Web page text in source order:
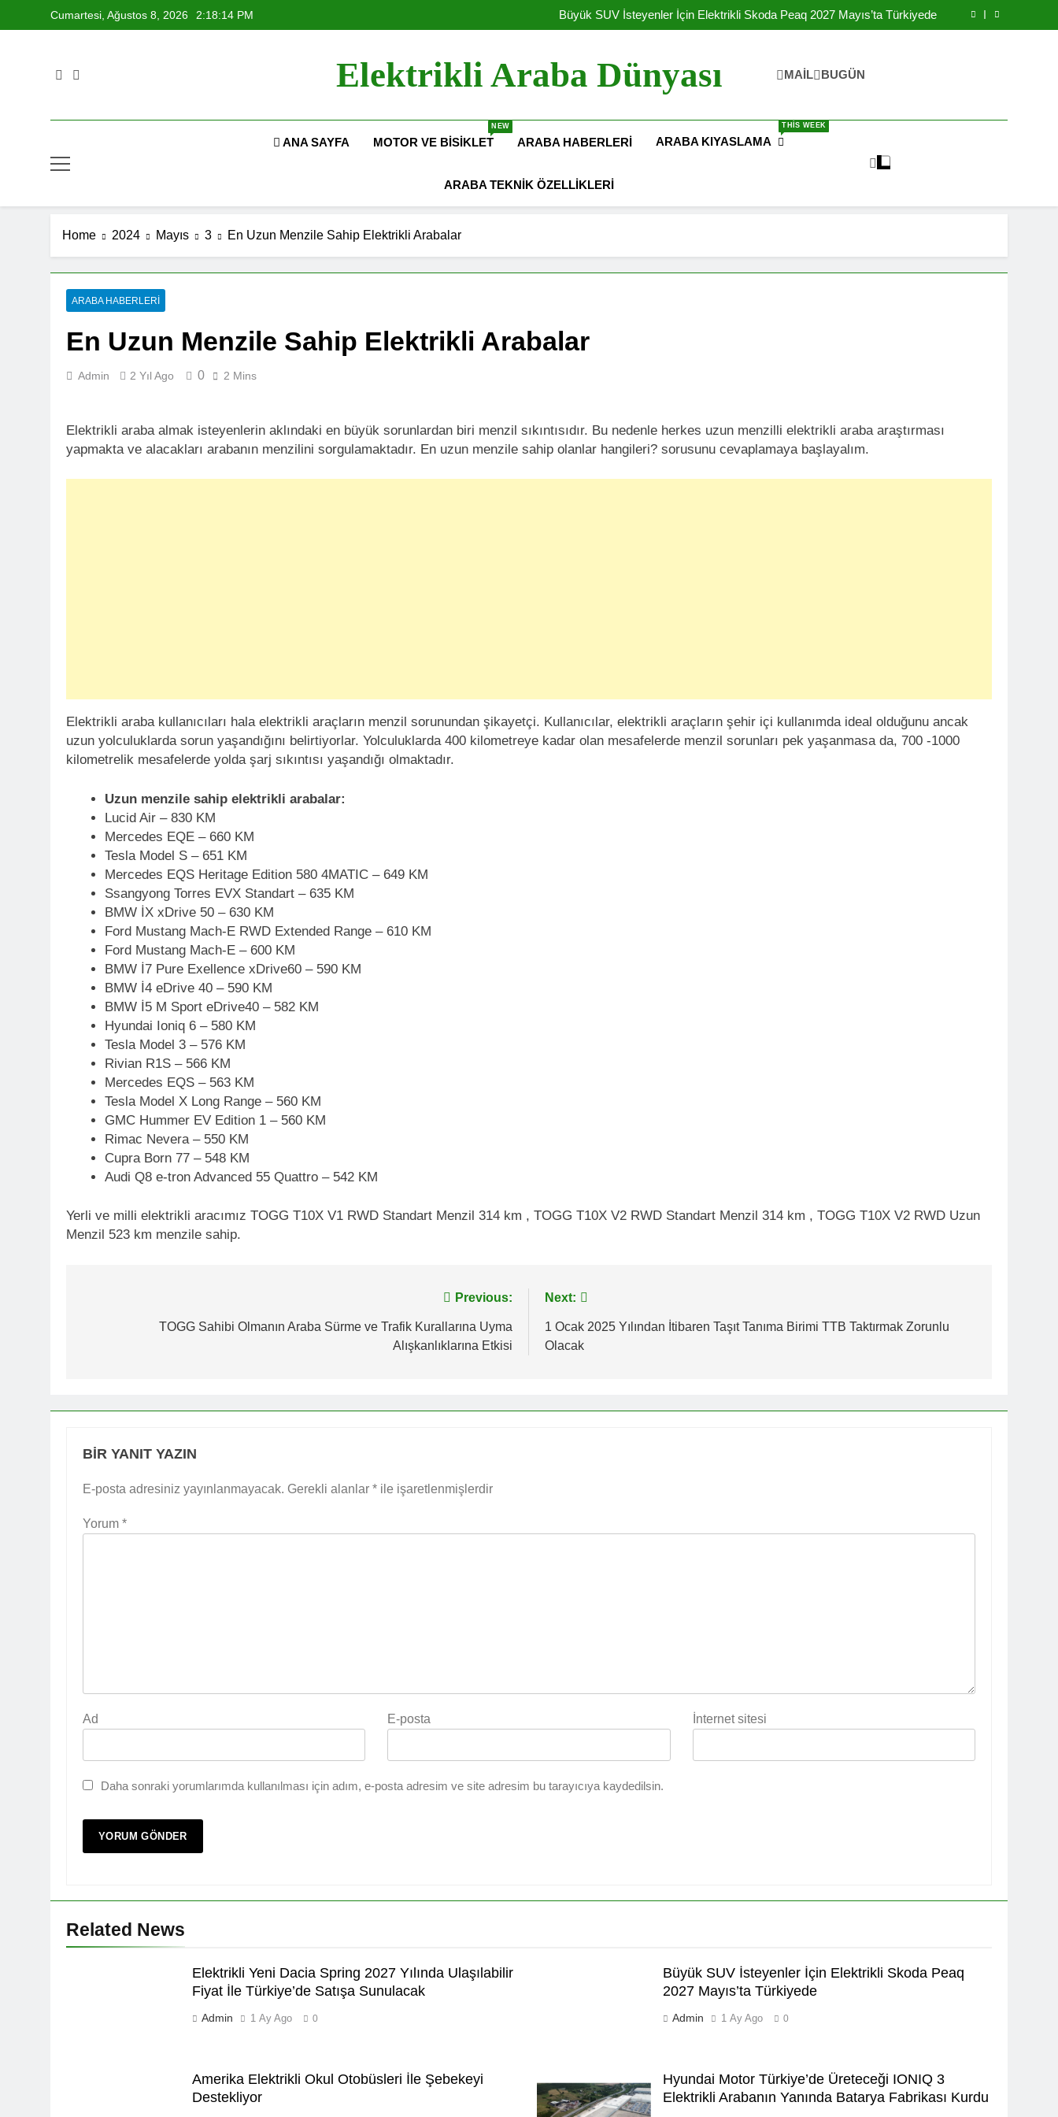
to
Cumartesi, Ağustos 8, 2026 2:18:15 PM
Sunulacak
Büyük SUV İsteyenler İçin Elektrikli Skoda Peaq 2027 Mayıs’ta Türkiyede
Amerika Elektrikli Okul Otobüsleri İle Şebekeyi Destekliyor
Büyük SUV İsteyenler İçin Elektrikli Skoda Peaq 2027 Mayıs’ta Türkiyede
Amerika Elektrikli Okul Otobüsleri İle Şebekeyi Destekliyor
Elektrikli Araba Dünyası MAIL BUGÜN
ANA SAYFA MOTOR VE BISIKLET
NEW
ARABA HABERLERI ARABA KIYASLAMA
THIS WEEK
ARABA TEKNIK ÖZELLIKLERI
Home 2024 Mayıs 3 En Uzun Menzile Sahip Elektrikli Arabalar
ARABA HABERLERI
En Uzun Menzile Sahip Elektrikli Arabalar
Admin 2 Yıl Ago 0 2 Mins
Elektrikli araba almak isteyenlerin aklındaki en büyük sorunlardan biri menzil sıkıntısıdır. Bu nedenle herkes uzun menzilli elektrikli araba araştırması
yapmakta ve alacakları arabanın menzilini sorgulamaktadır. En uzun menzile sahip olanlar hangileri? sorusunu cevaplamaya başlayalım.
Elektrikli araba kullanıcıları hala elektrikli araçların menzil sorunundan şikayetçi. Kullanıcılar, elektrikli araçların şehir içi kullanımda ideal olduğunu ancak
uzun yolculuklarda sorun yaşandığını belirtiyorlar. Yolculuklarda 400 kilometreye kadar olan mesafelerde menzil sorunları pek yaşanmasa da, 700 -1000
kilometrelik mesafelerde yolda şarj sıkıntısı yaşandığı olmaktadır.
Uzun menzile sahip elektrikli arabalar:
Lucid Air – 830 KM
Mercedes EQE – 660 KM
Tesla Model S – 651 KM
Mercedes EQS Heritage Edition 580 4MATIC – 649 KM
Ssangyong Torres EVX Standart – 635 KM
BMW İX xDrive 50 – 630 KM
Ford Mustang Mach-E RWD Extended Range – 610 KM
Ford Mustang Mach-E – 600 KM
BMW İ7 Pure Exellence xDrive60 – 590 KM
BMW İ4 eDrive 40 – 590 KM
BMW İ5 M Sport eDrive40 – 582 KM
Hyundai Ioniq 6 – 580 KM
Tesla Model 3 – 576 KM
Rivian R1S – 566 KM
Mercedes EQS – 563 KM
Tesla Model X Long Range – 560 KM
GMC Hummer EV Edition 1 – 560 KM
Rimac Nevera – 550 KM
Cupra Born 77 – 548 KM
Audi Q8 e-tron Advanced 55 Quattro – 542 KM
Yerli ve milli elektrikli aracımız TOGG T10X V1 RWD Standart Menzil 314 km , TOGG T10X V2 RWD Standart Menzil 314 km , TOGG T10X V2 RWD Uzun
Menzil 523 km menzile sahip.
gezinmesi
Previous:
TOGG Sahibi Olmanın Araba Sürme ve Trafik Kurallarına Uyma
Alışkanlıklarına Etkisi
Next:
1 Ocak 2025 Yılından İtibaren Taşıt Tanıma Birimi TTB Taktırmak Zorunlu
Olacak
BIR YANIT YAZIN
E-posta adresiniz yayınlanmayacak. Gerekli alanlar * ile işaretlenmişlerdir
Yorum *
Ad E-posta İnternet sitesi
Daha sonraki yorumlarımda kullanılması için adım, e-posta adresim ve site adresim bu tarayıcıya kaydedilsin.
Related News
Elektrikli Yeni Dacia Spring 2027 Yılında Ulaşılabilir
Fiyat İle Türkiye’de Satışa Sunulacak
Admin 1 Ay Ago 0
Büyük SUV İsteyenler İçin Elektrikli Skoda Peaq
2027 Mayıs’ta Türkiyede
Admin 1 Ay Ago 0
Amerika Elektrikli Okul Otobüsleri İle Şebekeyi
Destekliyor
Hyundai Motor Türkiye’de Üreteceği IONIQ 3
Elektrikli Arabanın Yanında Batarya Fabrikası Kurdu